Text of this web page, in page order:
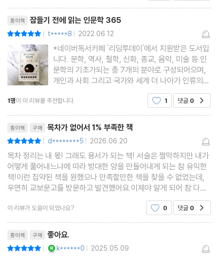
종이책 잠들기 전에 읽는 인문학 365
| t*****8 | 2022.06.12
*네이버독서카페 '리딩투데이'에서 지원받은 도서입
니다. 문학, 역사, 철학, 신화, 종교, 음악, 미술 등 인
문학의 기초가되는 총 7개의 분야로 구성되어으며,
개인과 사회 그리고 국가와 세계 더 나아가 인류의
전반적인 문제들을 모두 다루고 있는 '잠들기 전에
읽는 인문학 365'은 하루 10분씩, 365일 동안, 잠들
확장될 것입
1명이 이 리뷰를 추천합니다. 1 댓글 0
종이책 구매 목차가 없어서 1% 부족한 책
| d********5 | 2026.06.20
목차 정리는 내 몫! 그래도 용서가 되는 책! 서술은 짤막하지만 내가
어떻게 풀어내느냐에 따라 방대한 양을 만들어내게 되는 참 유익한
책!이런 집약된 책을 원했으나 만족할만한 책을 찾을 수 없었는데,
우연히 교보문고를 방문하고 발견했어요.이제야 알게 되어 참 다행
이 리뷰가 도움이 되었나요? 0 댓글 0
종이책 구매 좋아요.
| k******0 | 2025.05.09